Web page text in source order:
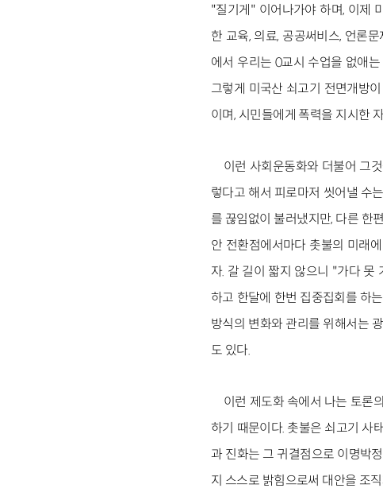
"질기게" 이어나가야 하며, 이제
한 교육, 의료, 공공써비스, 언론
에서 우리는 0교시 수업을 없애
그렇게 미국산 쇠고기 전면개방
이며, 시민들에게 폭력을 지시한
이런 사회운동화와 더불어 그
렇다고 해서 피로마저 씻어낼 수
를 끊임없이 불러냈지만, 다른 한
안 전환점에서마다 촛불의 미래
자. 갈 길이 짧지 않으니 "가다 못
하고 한달에 한번 집중집회를 하
방식의 변화와 관리를 위해서는
도 있다.
이런 제도화 속에서 나는 토론
하기 때문이다. 촛불은 쇠고기 사
과 진화는 그 귀결점으로 이명박
지 스스로 밝힘으로써 대안을 조